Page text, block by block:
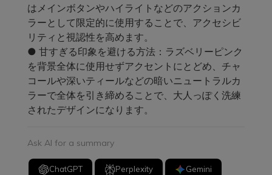
はメインボタンやハイライトなどのアクションカ
ラーとして限定的に使用することで、アクセシビ
リティと視認性を高めます。
● 甘すぎる印象を避ける方法：ラズベリーピンク
を背景全体に使用せずアクセントにとどめ、チャ
コールや深いティールなどの暗いニュートラルカ
ラーで全体を引き締めることで、大人っぽく洗練
されたデザインになります。
Ask AI for a summary
ChatGPT Perplexity Gemini